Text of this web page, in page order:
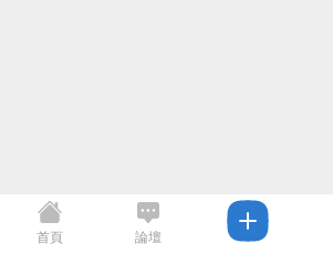
首頁 論壇